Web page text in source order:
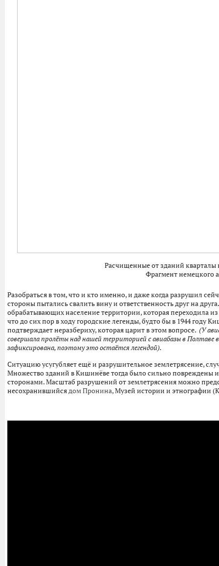
Расчищенные от зданий кварталы
Фрагмент немецкого
Разобраться в том, что и кто именно, и даже когда разрушил
стороны пытались свалить вину и ответственность друг на
обрабатывающих население территории, которая переходила
что до сих пор в ходу городские легенды, будто бы в 1944
подтверждает неразбериху, которая царит в этом вопросе. (У
совершала пролёты над нашей территорией с авиабазы в Полтаве
зафиксирована, поэтому это остаётся легендой).
Ситуацию усугубляет ещё и разрушительное землетрясение,
Множество зданий в Кишинёве тогда было сильно повреждены
сторонами. Масштаб разрушений от землетрясения можно
несохранившийсядом Пронина, Музей истории и этнографии